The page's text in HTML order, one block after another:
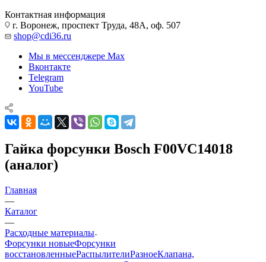
Контактная информация
г. Воронеж, проспект Труда, 48А, оф. 507
shop@cdi36.ru
Мы в мессенджере Max
Вконтакте
Telegram
YouTube
Гайка форсунки Bosch F00VC14018
(аналог)
Главная
—
Каталог
—
Расходные материалы
Форсунки новыеФорсунки
восстановленныеРаспылителиРазноеКлапана,